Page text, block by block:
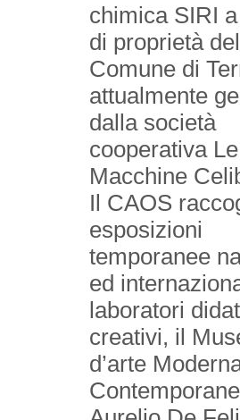
chimica SIRI
di proprietà del
Comune di
attualmente
dalla società
cooperativa Le
Macchine
Il CAOS
esposizioni
temporanee
ed
laboratori
creativi, il
d’arte